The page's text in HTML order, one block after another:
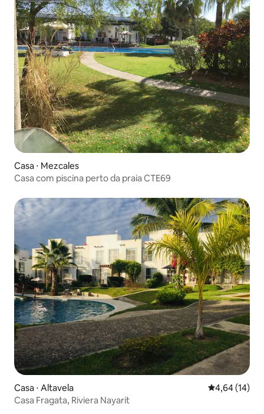
Casa ⋅ Mezcales
Casa com piscina perto da praia CTE69
Casa ⋅ Altavela 4,64 de uma
4,64 (14)
Casa Fragata, Riviera Nayarit